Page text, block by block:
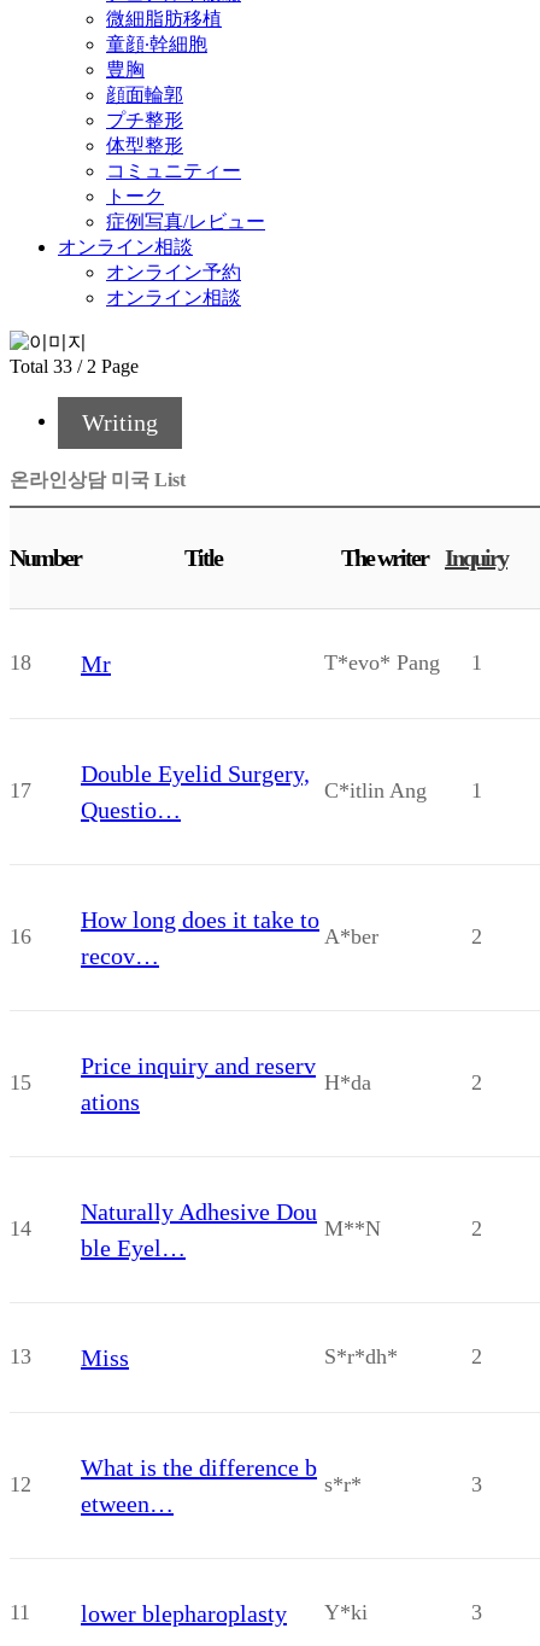
微細脂肪移植
童顔∙幹細胞
豊胸
顔面輪郭
プチ整形
体型整形
コミュニティー
トーク
症例写真/レビュー
オンライン相談
オンライン予約
オンライン相談
Total 33 /2 Page
Writing
온라인상담 미국 List
Number Title The writer Inquiry
18 Mr T*evo* Pang 1
17
Double Eyelid Surgery,
Questio…
C*itlin Ang 1
16
How long does it take to
recov…
A*ber 2
15
Price inquiry and reserv
ations
H*da 2
14
Naturally Adhesive Dou
ble Eyel…
M**N 2
13 Miss S*r*dh* 2
12
What is the difference b
etween…
s*r* 3
11 lower blepharoplasty Y*ki 3